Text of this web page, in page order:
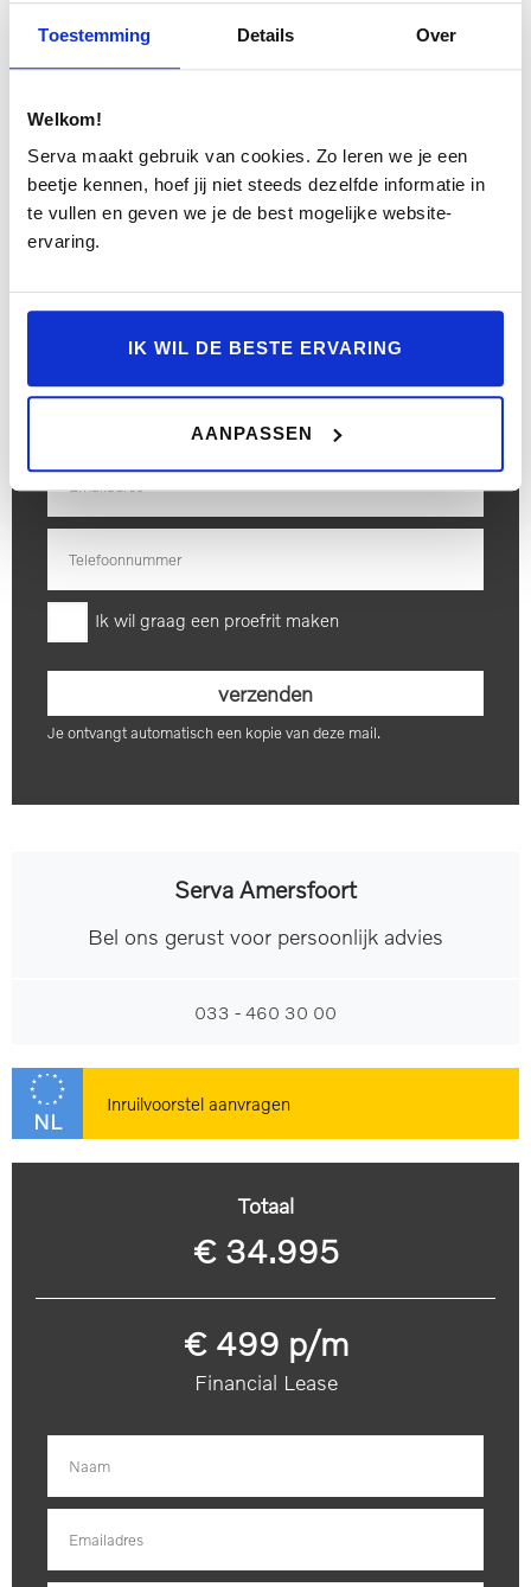
Toestemming Details Over
Welkom!
Serva maakt gebruik van cookies. Zo leren we je een
beetje kennen, hoef jij niet steeds dezelfde informatie in
te vullen en geven we je de best mogelijke website-
ervaring.
IK WIL DE BESTE ERVARING
AANPASSEN
Braking
Verkeersbord detectie
Exterieur
Trekhaak elektrisch
uitklapbaar
Volvo letters in Glossy
Extra getint glas achter Panoramadak
Achterspoiler
Buitenspiegels elektrisch
verstel- en verwarmbaar
Buitenspiegels elektrisch
inklapbaar
LED dagrijverlichting
automatisch dimmend
Dakrails
Neem contact op
Ik wil graag een proefrit maken
Je ontvangt automatisch een kopie van deze mail.
Serva Amersfoort
Bel ons gerust voor persoonlijk advies
033 - 460 30 00
NL
Inruilvoorstel aanvragen
Totaal
€ 34.995
€ 499 p/m
Financial Lease